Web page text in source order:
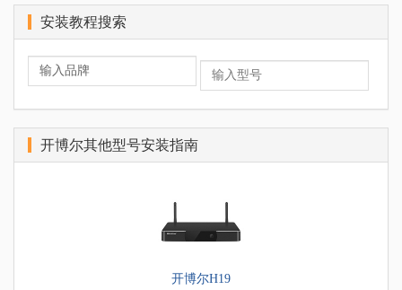
安装教程搜索
开博尔其他型号安装指南
开博尔H19